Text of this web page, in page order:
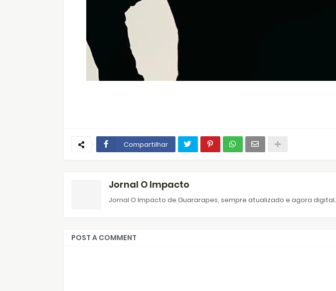
Compartilhar
Jornal O Impacto
Jornal O Impacto de Guararapes, sempre atualizado e agora digital.
POST A COMMENT